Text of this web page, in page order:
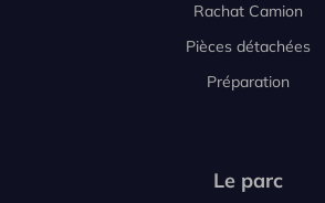
Rachat Camion
Pièces détachées
Préparation
Le parc